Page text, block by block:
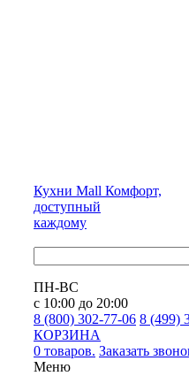
Кухни Mall Комфорт,
доступный
каждому
ПН-ВС
с 10:00 до 20:00
8 (800) 302-77-06 8 (499)
КОРЗИНА
0 товаров. Заказать
Меню